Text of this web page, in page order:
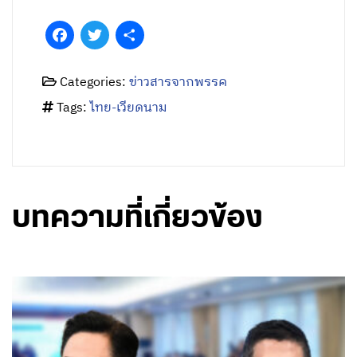
Tags:ไทย-เวียดนาม